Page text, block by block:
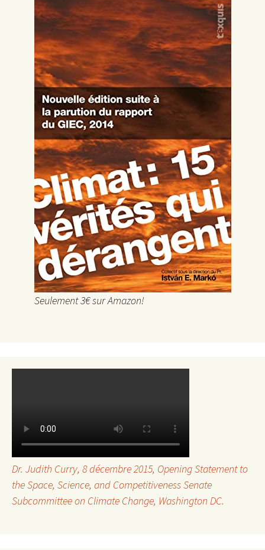
Seulement 3€ sur Amazon!
Dr. Judith Curry, 8 décembre 2015, Opening Statement to
the Space, Science, and Competitiveness Senate
Subcommittee on Climate Change, Washington DC.